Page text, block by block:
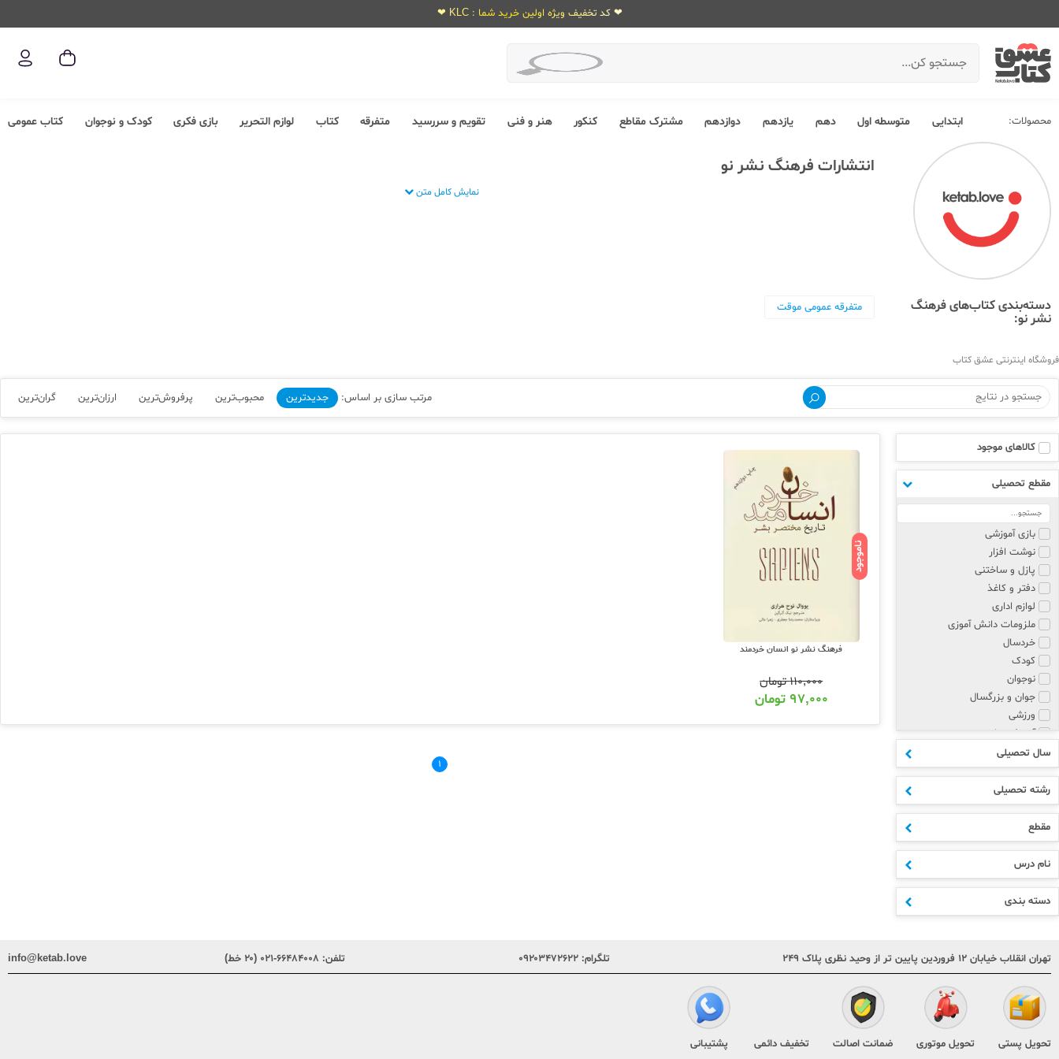
❤ کد تخفیف ویژه اولین خرید شما : KLC ❤
محصولات: ابتدایی متوسطه اول دهم یازدهم دوازدهم مشترک مقاطع کنکور هنر و فنی تقویم و سررسید متفرقه کتاب لوازم التحریر بازی فکری کودک و نوجوان کتاب عمومی
انتشارات فرهنگ نشر نو
نمایش کامل متن
دسته‌بندی کتاب‌های فرهنگ
نشر نو:
متفرقه عمومی موقت
فروشگاه اینترنتی عشق کتاب
مرتب سازی بر اساس: جدیدترین محبوب‌ترین پرفروش‌ترین ارزان‌ترین گران‌ترین
کالاهای موجود
مقطع تحصیلی
بازی آموزشی
نوشت افزار
پازل و ساختنی
دفتر و کاغذ
لوازم اداری
ملزومات دانش آموزی
خردسال
کودک
نوجوان
جوان و بزرگسال
ورزشی
آموزش زبان
پزشکی و روانشناسی
مذهبی
هنر
علوم انسانی
ادبیات
اکسسوری
ابتدایی
متوسطه اول
دهم
یازدهم
هنر و فنی
تقویم و سررسید
کودک و نوجوان
متفرقه
سال تحصیلی
رشته تحصیلی
مقطع
نام درس
دسته بندی
ناموجود
فرهنگ نشر نو انسان خردمند
۱۱۰,۰۰۰تومان
۹۷,۰۰۰ تومان
۱
تهران انقلاب خیابان ۱۲ فروردین پایین تر از وحید نظری پلاک ۲۴۹ تلگرام: ۰۹۲۰۳۴۷۲۶۲۲ تلفن: ۶۶۴۸۴۰۰۸-۰۲۱ (۲۰ خط) info@ketab.love
تحویل پستی تحویل موتوری ضمانت اصالت تخفیف دائمی پشتیبانی